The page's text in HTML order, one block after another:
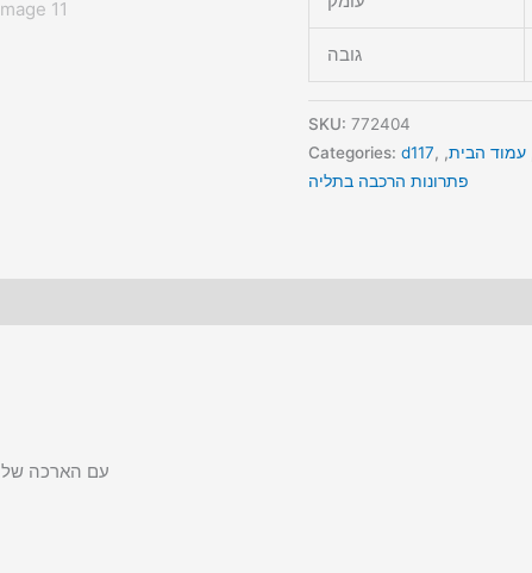
גובה
SKU: 772404
Categories: d117, עמוד הבית,
פתרונות הרכבה בתליה
זרוע קומבו עם כיוונון גובה פנאומטי # AFC7810 עם הארכה של 30.5 ס״מ